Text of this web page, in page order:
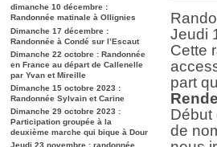
dimanche 10 décembre :
Randonnée matinale à Ollignies
Dimanche 17 décembre :
Randonnée à Condé sur l’Escaut
Dimanche 22 octobre : Randonnée
en France au départ de Callenelle
par Yvan et Mireille
Dimanche 15 octobre 2023 :
Randonnée Sylvain et Carine
Dimanche 29 octobre 2023 :
Participation groupée à la
deuxième marche qui bique à Dour
Jeudi
Cette
part
Début
de